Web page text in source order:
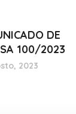
DE
100/2023
2023